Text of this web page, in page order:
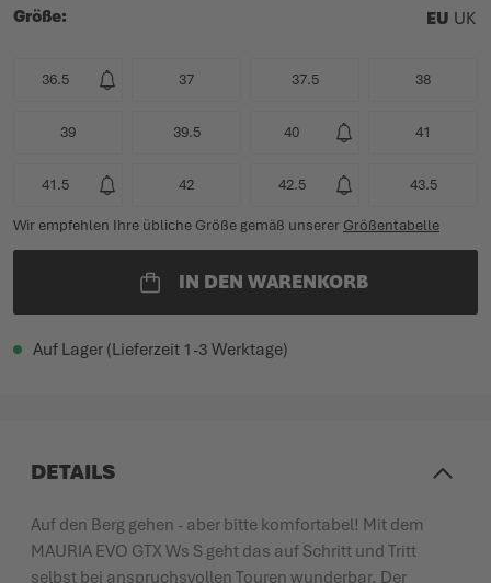
Größe EU UK
36.5 37 37.5 38
39 39.5 40 41
41.5 42 42.5 43.5
Wir empfehlen Ihre übliche Größe gemäß unserer Größentabelle
IN DEN WARENKORB
Auf Lager (Lieferzeit 1-3 Werktage)
DETAILS
Auf den Berg gehen - aber bitte komfortabel! Mit dem
MAURIA EVO GTX Ws S geht das auf Schritt und Tritt
selbst bei anspruchsvollen Touren wunderbar. Der